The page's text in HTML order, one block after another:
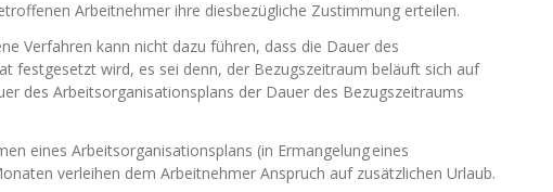
Arbeitnehmer ihre diesbezügliche Zustimmung erteilen.
Verfahren kann nicht dazu führen, dass die Dauer des
festgesetzt wird, es sei denn, der Bezugszeitraum beläuft sich auf
des Arbeitsorganisationsplans der Dauer des Bezugszeitraums
eines Arbeitsorganisationsplans (in Ermangelung eines
verleihen dem Arbeitnehmer Anspruch auf zusätzlichen Urlaub.